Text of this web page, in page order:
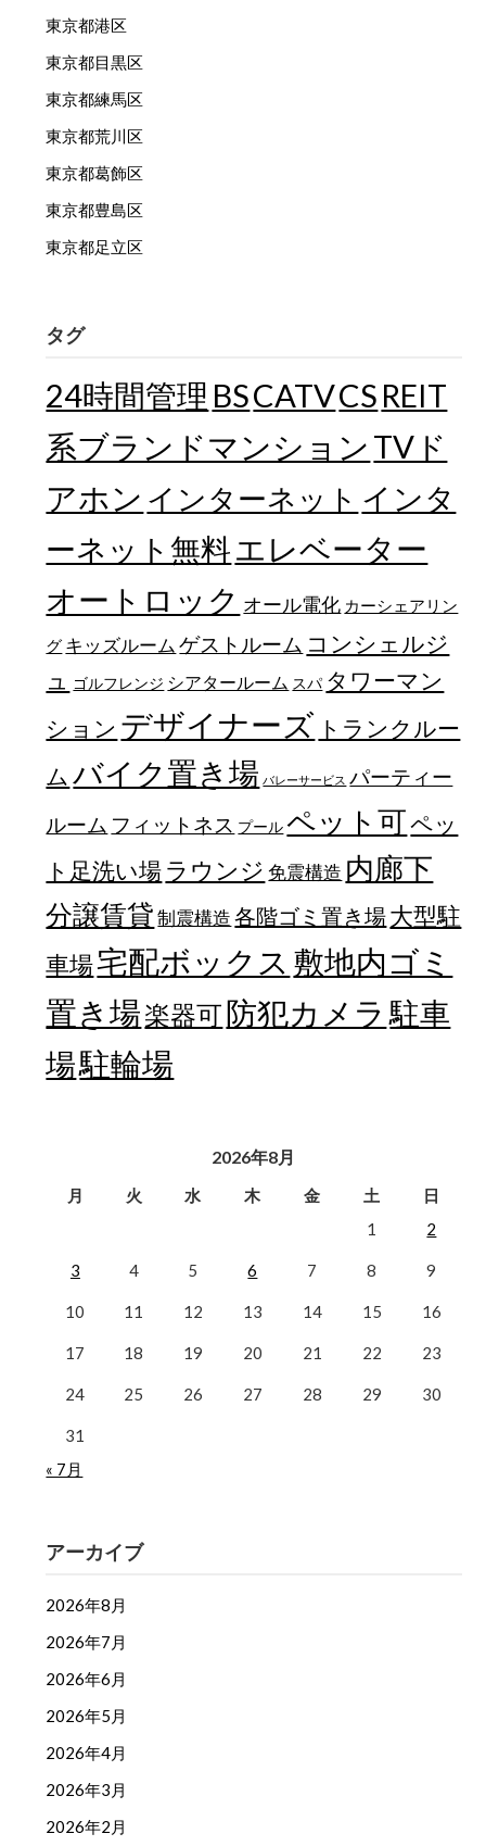
東京都港区
東京都目黒区
東京都練馬区
東京都荒川区
東京都葛飾区
東京都豊島区
東京都足立区
タグ
24時間管理 BSCATVCS REIT
系ブランドマンション TVド
アホン インターネット インタ
ーネット無料エレベーター
オートロック オール電化 カーシェアリン
グ キッズルーム ゲストルーム コンシェルジ
ュ
ゴルフレンジ シアタールーム スパ タワーマン
ション デザイナーズ トランクルー
ム バイク置き場 バレーサービス パーティー
ルーム フィットネス プール ペット可ペッ
ト足洗い場 ラウンジ 免震構造 内廊下
分譲賃貸 制震構造 各階ゴミ置き場大型駐
車場宅配ボックス 敷地内ゴミ
置き場楽器可防犯カメラ 駐車
場駐輪場
2026年8月
月 火 水 木 金 土
日
1
2
3 4 5 6 7 8 9
10 11 12 13 14 15 16
17 18 19 20 21 22 23
24 25 26 27 28 29 30
31
« 7月
アーカイブ
2026年8月
2026年7月
2026年6月
2026年5月
2026年4月
2026年3月
2026年2月